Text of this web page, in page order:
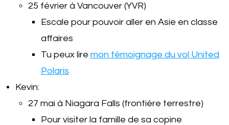
25 février à Vancouver (YVR)
Escale pour pouvoir aller en Asie en classe
affaires
Tu peux lire mon témoignage du vol United
Polaris
Kevin:
27 mai à Niagara Falls (frontière terrestre)
Pour visiter la famille de sa copine